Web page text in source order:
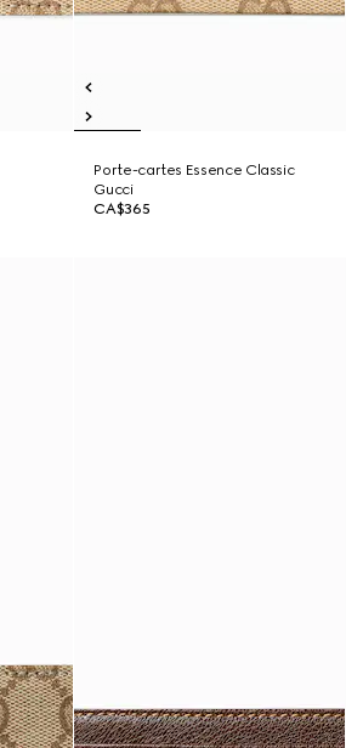
Porte-cartes Essence Classic
Gucci
CA$365